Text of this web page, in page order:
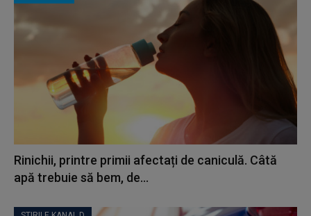
Rinichii, printre primii afectați de caniculă. Câtă
apă trebuie să bem, de...